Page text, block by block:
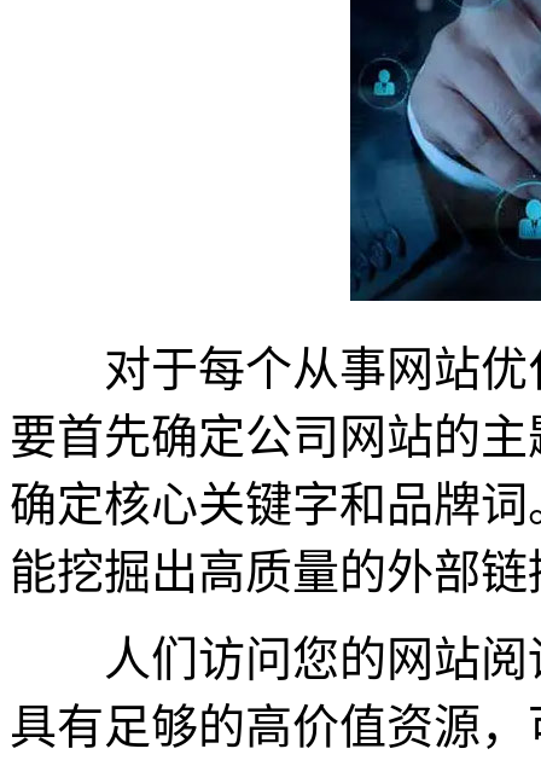
对于每个从事网站优
要首先确定公司网站的
确定核心关键字和品牌
能挖掘出高质量的外部
人们访问您的网站阅
具有足够的高价值资源